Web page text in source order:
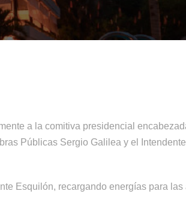
a la comitiva presidencial
Públicas Sergio Galilea y el
Esquilón, recargando energías para